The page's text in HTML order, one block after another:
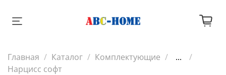
Главная Каталог Комплектующие
...
Нарцисс софт